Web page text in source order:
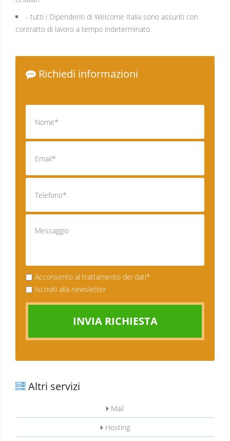
- tutti i Dipendenti di Welcome Italia sono assunti con
contratto di lavoro a tempo indeterminato
Richiedi informazioni
Acconsento al trattamento dei dati*
Iscriviti alla newsletter
INVIA RICHIESTA
Altri servizi
Mail
Hosting